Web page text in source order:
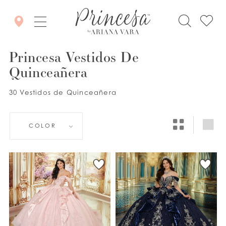
Princesa Vestidos De
Quinceañera
30 Vestidos de Quinceañera
COLOR